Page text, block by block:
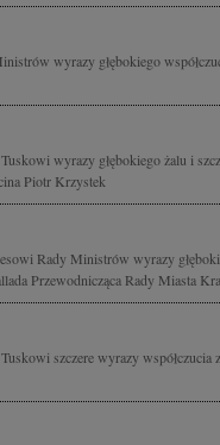
wyrazy głębokiego
wyrazy głębokiego żalu i
Piotr Krzystek
Rady Ministrów wyrazy
Przewodnicząca Rady Miasta
szczere wyrazy współczucia